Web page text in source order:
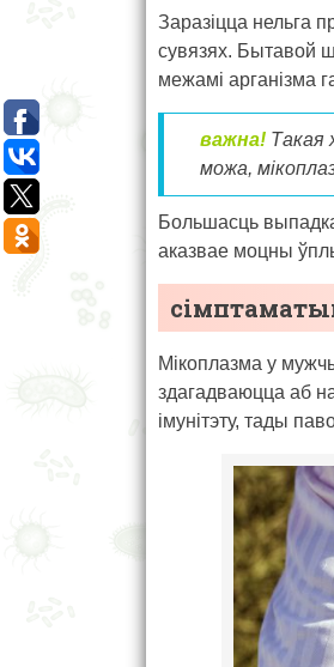
Заразіцца нельга
сувязях. Бытавой
межамі арганізма
важна! Такая
можа,
Большасць
аказвае моцны
Мікоплазма у
здагадваюцца аб
імунітэту, тады